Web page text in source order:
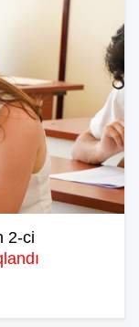
2-ci